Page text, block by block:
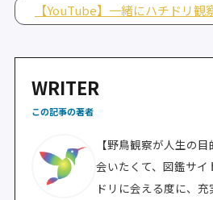
【YouTube】一緒にハチドリ
WRITER
この記事の著者
【野鳥観察が人生の
会いたくて、図鑑サイ
ドリに会える度に、